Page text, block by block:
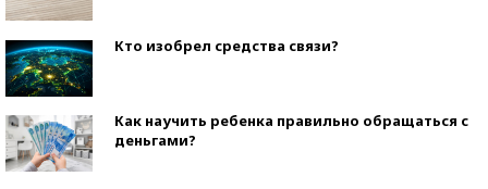
Кто изобрел средства связи?
Как научить ребенка правильно обращаться с
деньгами?